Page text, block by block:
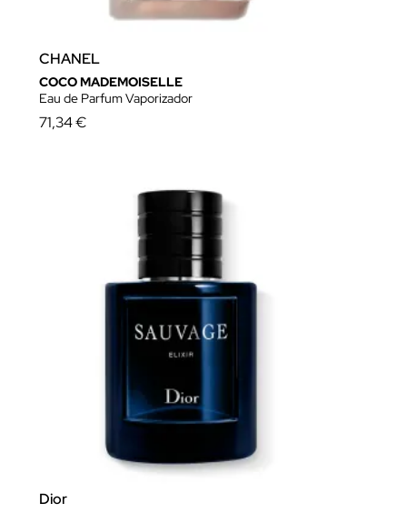
CHANEL
COCO MADEMOISELLE
Eau de Parfum Vaporizador
71,34 €
Dior